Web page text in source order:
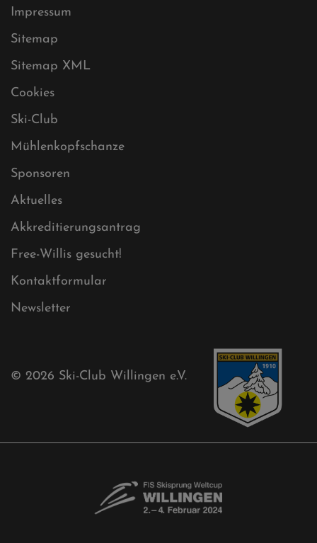
Datenschutz
Impressum
Sitemap
Sitemap XML
Cookies
Ski-Club
Mühlenkopfschanze
Kontaktformular